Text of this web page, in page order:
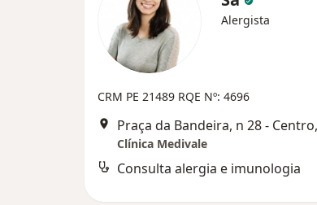
Alergista
CRM PE 21489 RQE Nº: 4696
Praça da Bandeira, n 28 -
Clínica Medivale
Consulta alergia e imunologia